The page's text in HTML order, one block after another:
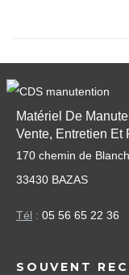
Matériel De
Vente, Entretien Et
170 chemin de
33430 BAZAS
Tél : 05 56 65 22 36
SOUVENT